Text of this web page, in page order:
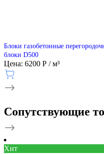
Блоки газобетонные
блоки D500
Цена: 6200 Р / м³
Сопутствующие
Хит